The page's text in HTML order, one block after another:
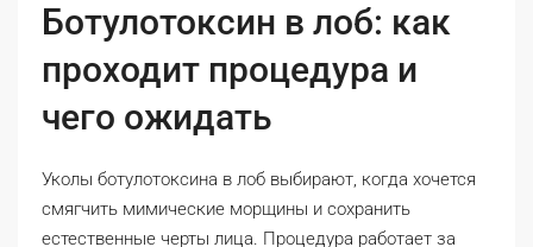
Ботулотоксин в лоб: как
проходит процедура и
чего ожидать
Уколы ботулотоксина в лоб выбирают, когда хочется
смягчить мимические морщины и сохранить
естественные черты лица. Процедура работает за